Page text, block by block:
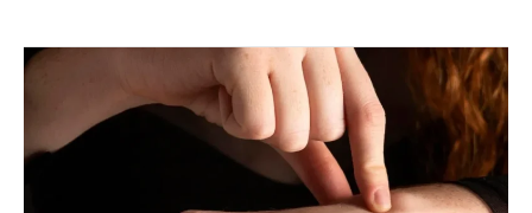
Профилактика